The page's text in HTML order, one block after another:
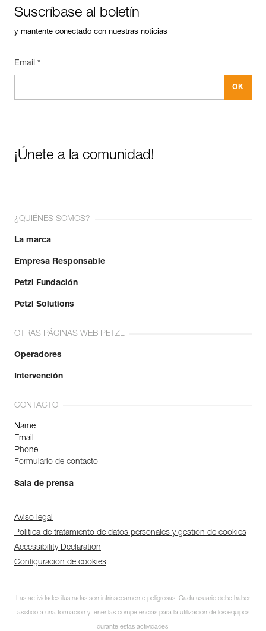
Suscríbase al boletín
y mantente conectado con nuestras noticias
Email *
¡Únete a la comunidad!
¿QUIÉNES SOMOS?
La marca
Empresa Responsable
Petzl Fundación
Petzl Solutions
OTRAS PÁGINAS WEB PETZL
Operadores
Intervención
CONTACTO
Name
Email
Phone
Formulario de contacto
Sala de prensa
Aviso legal
Política de tratamiento de datos personales y gestión de cookies
Accessibility Declaration
Configuración de cookies
Las actividades ilustradas son intrínsecamente peligrosas. Cada usuario debe haber
asistido a una formación y tener las competencias para la utilización de los equipos
durante estas actividades.